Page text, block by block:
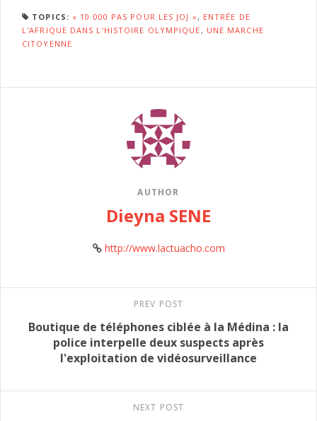
TOPICS: « 10 000 PAS POUR LES JOJ » , ENTRÉE DE
L'AFRIQUE DANS L'HISTOIRE OLYMPIQUE , UNE MARCHE
CITOYENNE
AUTHOR
Dieyna SENE
http://www.lactuacho.com
PREV POST
Boutique de téléphones ciblée à la Médina : la
police interpelle deux suspects après
l'exploitation de vidéosurveillance
NEXT POST